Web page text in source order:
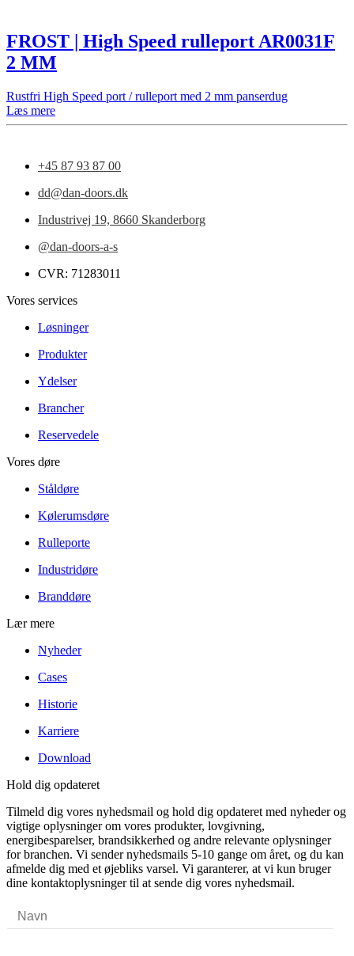
FROST | High Speed rulleport AR0031F
2 MM
Rustfri High Speed port / rulleport med 2 mm panserdug
Læs mere
+45 87 93 87 00
dd@dan-doors.dk
Industrivej 19, 8660 Skanderborg
@dan-doors-a-s
CVR: 71283011
Vores services
Løsninger
Produkter
Ydelser
Brancher
Reservedele
Vores døre
Ståldøre
Kølerumsdøre
Rulleporte
Industridøre
Branddøre
Lær mere
Nyheder
Cases
Historie
Karriere
Download
Hold dig opdateret
Tilmeld dig vores nyhedsmail og hold dig opdateret med nyheder og
vigtige oplysninger om vores produkter, lovgivning,
energibesparelser, brandsikkerhed og andre relevante oplysninger
for branchen. Vi sender nyhedsmails 5-10 gange om året, og du kan
afmelde dig med et øjebliks varsel. Vi garanterer, at vi kun bruger
dine kontaktoplysninger til at sende dig vores nyhedsmail.